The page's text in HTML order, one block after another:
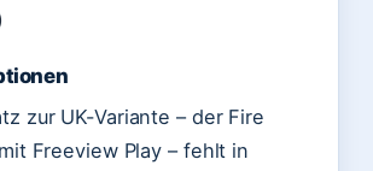
zur UK-Variante – der Fire
Freeview Play – fehlt in